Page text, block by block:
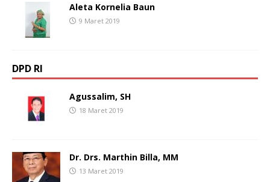
Aleta Kornelia Baun
9 Maret 2019
DPD RI
Agussalim, SH
18 Maret 2019
Dr. Drs. Marthin Billa, MM
13 Maret 2019